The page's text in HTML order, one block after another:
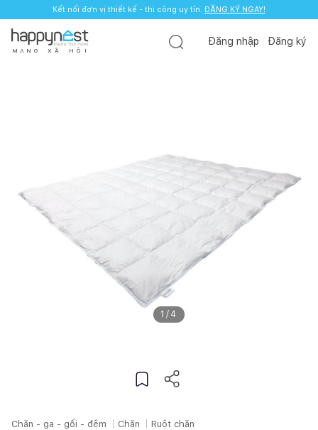
Kết nối đơn vị thiết kế - thi công uy tín. ĐĂNG KÝ NGAY!
M Ạ N G X Ã H Ộ I
Đăng nhập Đăng ký
1 / 4
Chăn - ga - gối - đệm Chăn Ruột chăn